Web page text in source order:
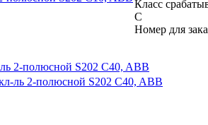
Класс
C
Номер для
2-полюсной S202 C40, ABB